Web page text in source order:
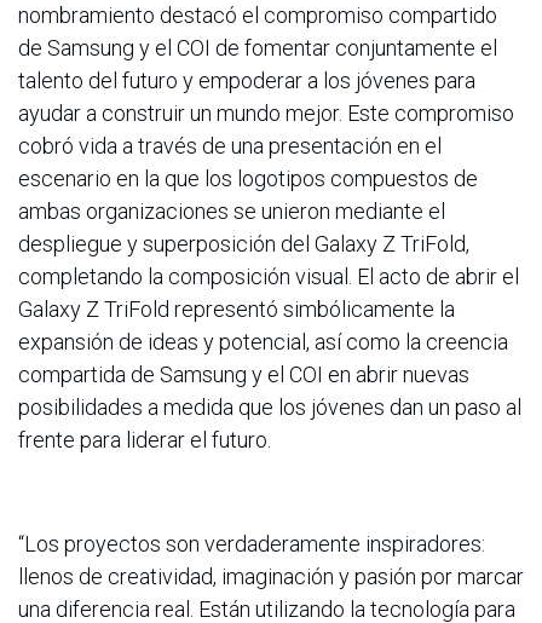
nombramiento destacó el compromiso compartido
de Samsung y el COI de fomentar conjuntamente el
talento del futuro y empoderar a los jóvenes para
ayudar a construir un mundo mejor. Este compromiso
cobró vida a través de una presentación en el
escenario en la que los logotipos compuestos de
ambas organizaciones se unieron mediante el
despliegue y superposición del Galaxy Z TriFold,
completando la composición visual. El acto de abrir el
Galaxy Z TriFold representó simbólicamente la
expansión de ideas y potencial, así como la creencia
compartida de Samsung y el COI en abrir nuevas
posibilidades a medida que los jóvenes dan un paso al
frente para liderar el futuro.
“Los proyectos son verdaderamente inspiradores:
llenos de creatividad, imaginación y pasión por marcar
una diferencia real. Están utilizando la tecnología para